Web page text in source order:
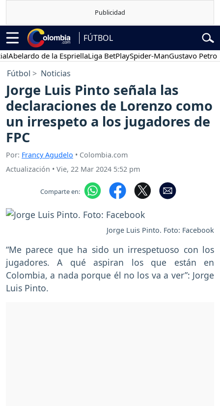
FÚTBOL
de la EspriellaLiga BetPlaySpider-ManGustavo Petro
Fútbol Noticias
Jorge Luis Pinto señala las
declaraciones de Lorenzo como
un irrespeto a los jugadores de
FPC
Por: Francy Agudelo • Colombia.com
Actualización • Vie, 22 Mar 2024 5:52 pm
Comparte en:
Jorge Luis Pinto. Foto: Facebook
“Me parece que ha sido un irrespetuoso con los
jugadores. A qué aspiran los que están en
Colombia, a nada porque él no los va a ver”: Jorge
Luis Pinto.